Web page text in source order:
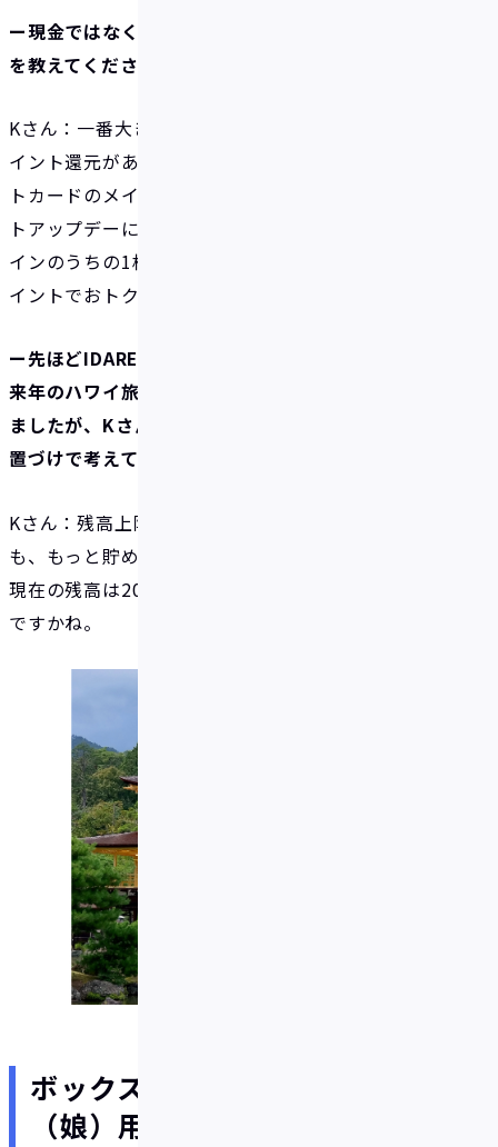
ー現金ではなくキャッシュレスで決済する主な理由
を教えてください。
Kさん：一番大きな理由はキャッシュレス決済だとポ
イント還元があることです。普段使っているクレジッ
トカードのメインカードは2枚あるのですが、ポイン
トアップデーに合わせて使うことが多いですね。メ
インのうちの1枚はマイルが貯まって、もう1枚はポ
イントでおトクにホテル宿泊できるのが便利です。
ー先ほどIDAREは国内で試しに使ってから、来年か再
来年のハワイ旅行での海外決済に使うとおっしゃい
ましたが、Kさんにとって現在のIDAREはどういう位
置づけで考えていますか？
Kさん：残高上限の100万円までとは言わないまで
も、もっと貯めてから決済に使おうと考えています。
現在の残高は20万円弱ですが、あと数十万円くらい
ですかね。
ボックスはハワイ旅行用と家族
（娘）用の2つ